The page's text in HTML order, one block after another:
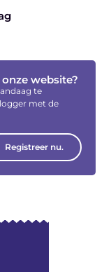
website?
te
met de
Registreer nu.